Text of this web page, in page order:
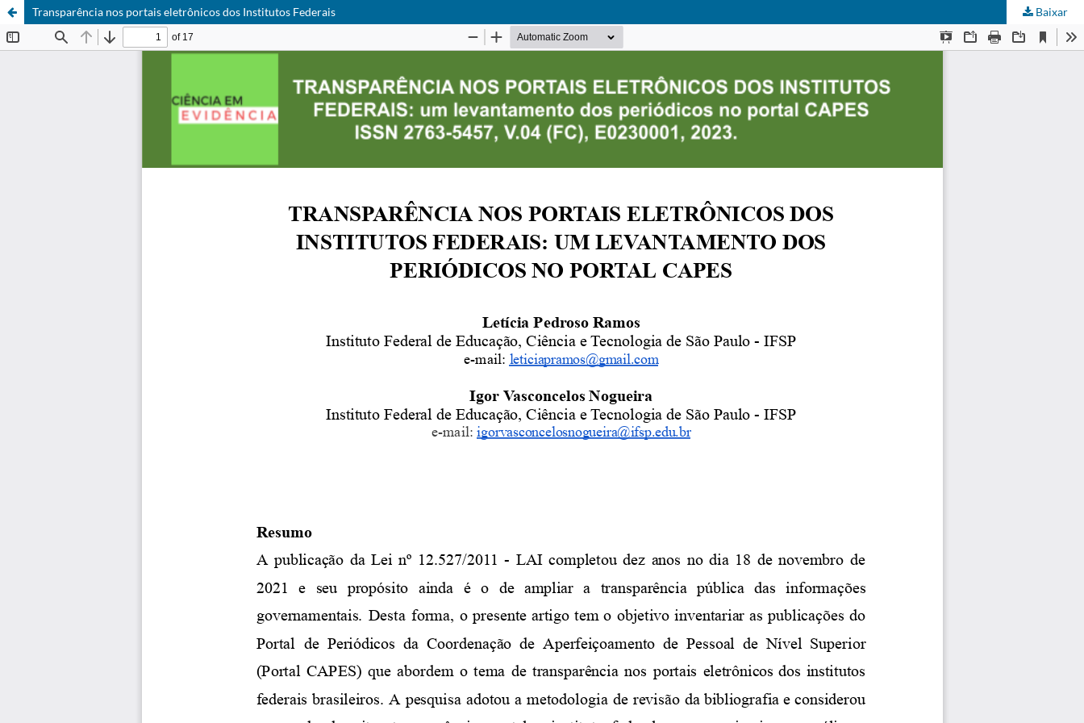
Transparência nos portais eletrônicos dos Institutos Federais Baixar